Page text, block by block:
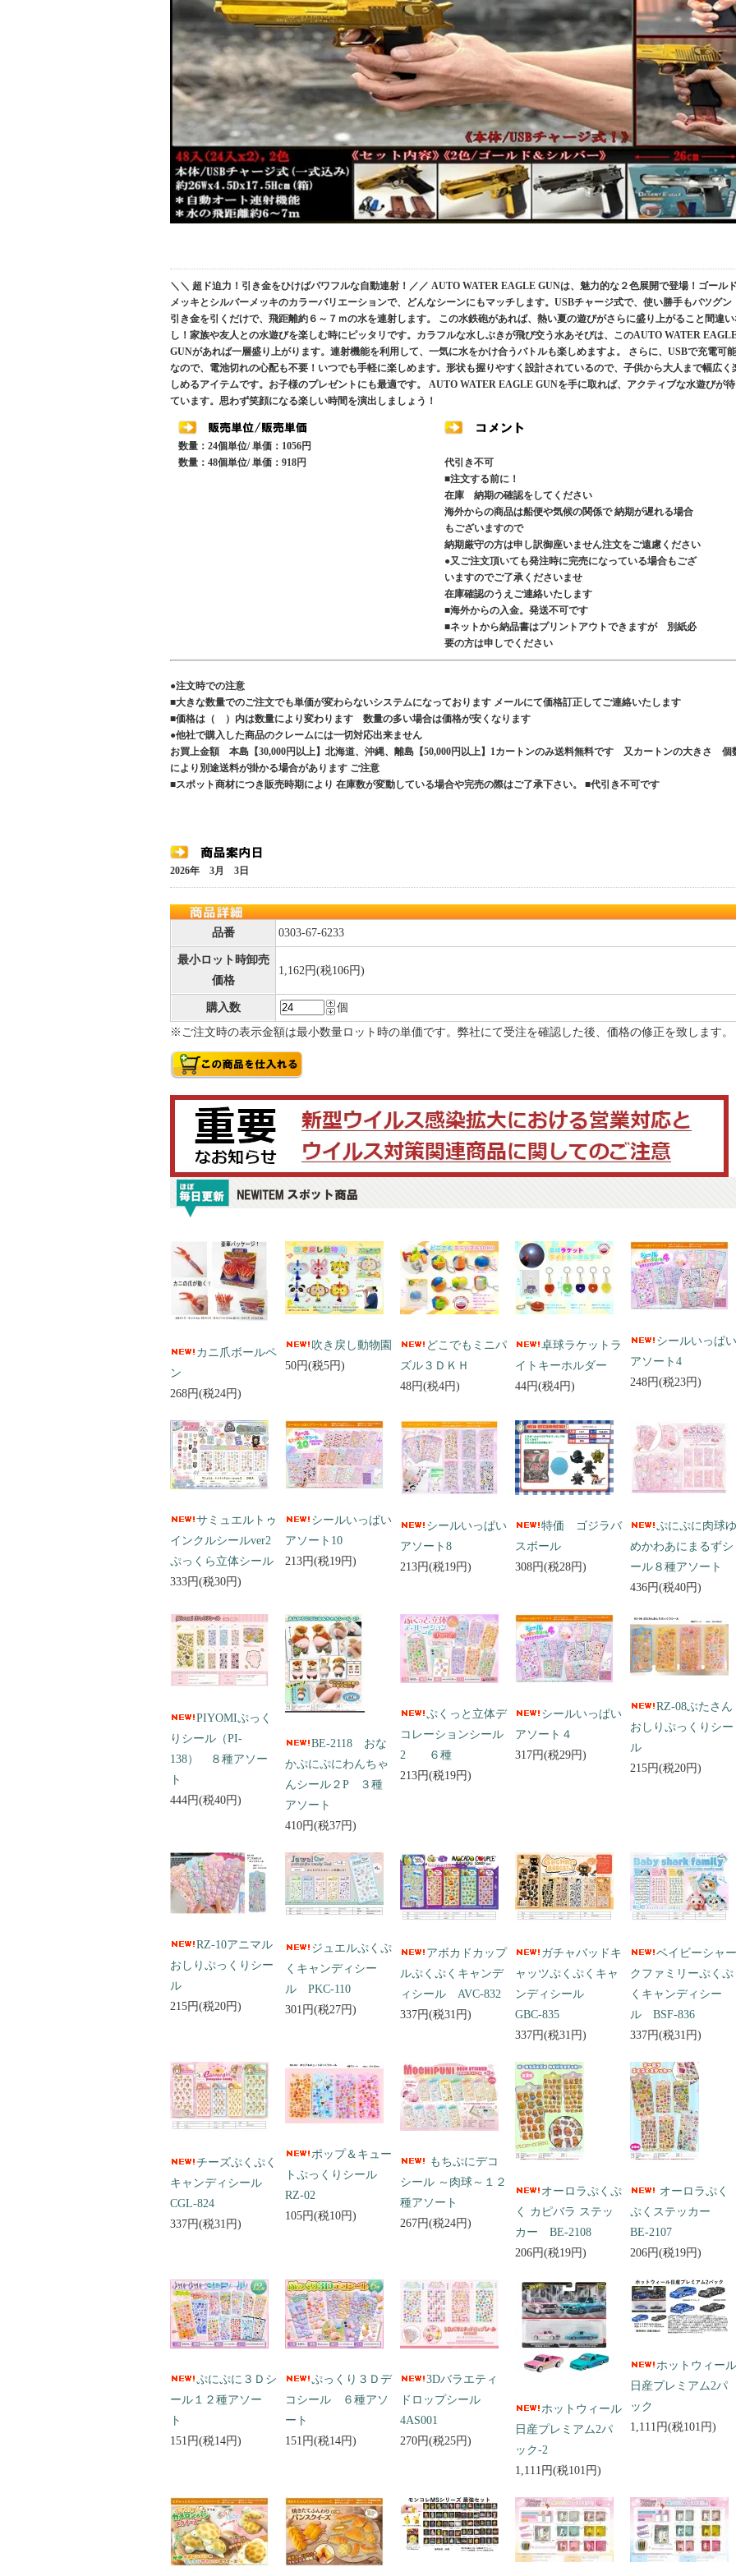
＼＼ 超ド迫力！引き金をひけばパワフルな自動連射！／／ AUTO WATER EAGLE GUNは、魅力的な２色展開で登場！ゴール
メッキとシルバーメッキのカラーバリエーションで、どんなシーンにもマッチします。USBチャージ式で、使い勝手もバツグン
引き金を引くだけで、飛距離約６～７ｍの水を連射します。 この水鉄砲があれば、熱い夏の遊びがさらに盛り上がること間違
し！家族や友人との水遊びを楽しむ時にピッタリです。カラフルな水しぶきが飛び交う水あそびは、このAUTO WATER
GUNがあれば一層盛り上がります。連射機能を利用して、一気に水をかけ合うバトルも楽しめますよ。 さらに、USBで充電可能
なので、電池切れの心配も不要！いつでも手軽に楽しめます。形状も握りやすく設計されているので、子供から大人まで幅広く
しめるアイテムです。お子様のプレゼントにも最適です。 AUTO WATER EAGLE GUNを手に取れば、アクティブな水遊びが
ています。思わず笑顔になる楽しい時間を演出しましょう！
数量：24個単位/ 単価：1056円
数量：48個単位/ 単価：918円
代引き不可
■注文する前に！
在庫 納期の確認をしてください
海外からの商品は船便や気候の関係で 納期が遅れる場合
もございますので
納期厳守の方は申し訳御座いません注文をご遠慮ください
●又ご注文頂いても発注時に完売になっている場合もござ
いますのでご了承くださいませ
在庫確認のうえご連絡いたします
■海外からの入金。発送不可です
■ネットから納品書はプリントアウトできますが 別紙必
要の方は申しでください
●注文時での注意
■大きな数量でのご注文でも単価が変わらないシステムになっております メールにて価格訂正してご連絡いたします
■価格は（ ）内は数量により変わります 数量の多い場合は価格が安くなります
●他社で購入した商品のクレームには一切対応出来ません
お買上金額 本島【30,000円以上】北海道、沖縄、離島【50,000円以上】1カートンのみ送料無料です 又カートンの大きさ 個
により別途送料が掛かる場合があります ご注意
■スポット商材につき販売時期により 在庫数が変動している場合や完売の際はご了承下さい。 ■代引き不可です
2026年 3月 3日
品番 0303-67-6233
最小ロット時卸売
価格
1,162円(税106円)
購入数
個
※ご注文時の表示金額は最小数量ロット時の単価です。弊社にて受注を確認した後、価格の修正を致します。
カニ爪ボールペ
ン
268円(税24円)
吹き戻し動物園
50円(税5円)
どこでもミニパ
ズル３ＤＫＨ
48円(税4円)
卓球ラケットラ
イトキーホルダー
44円(税4円)
シールいっぱい
アソート4
248円(税23円)
サミュエルトゥ
インクルシールver2
ぷっくら立体シール
333円(税30円)
シールいっぱい
アソート10
213円(税19円)
シールいっぱい
アソート8
213円(税19円)
特価 ゴジラバ
スボール
308円(税28円)
ぷにぷに肉球ゆ
めかわあにまるずシ
ール８種アソート
436円(税40円)
PIYOMIぷっく
りシール（PI-
138） ８種アソー
ト
444円(税40円)
BE-2118 おな
かぷにぷにわんちゃ
んシール２P ３種
アソート
410円(税37円)
ぷくっと立体デ
コレーションシール
2 ６種
213円(税19円)
シールいっぱい
アソート４
317円(税29円)
RZ-08ぶたさん
おしりぷっくりシー
ル
215円(税20円)
RZ-10アニマル
おしりぷっくりシー
ル
215円(税20円)
ジュエルぷくぷ
くキャンディシー
ル PKC-110
301円(税27円)
アボカドカップ
ルぷくぷくキャンデ
ィシール AVC-832
337円(税31円)
ガチャバッドキ
ャッツぷくぷくキャ
ンディシール
GBC-835
337円(税31円)
ベイビーシャー
クファミリーぷくぷ
くキャンディシー
ル BSF-836
337円(税31円)
チーズぷくぷく
キャンディシール
CGL-824
337円(税31円)
ポップ＆キュー
トぷっくりシール
RZ-02
105円(税10円)
もちぷにデコ
シール ～肉球～１２
種アソート
267円(税24円)
オーロラぷくぷ
く カピバラ ステッ
カー BE-2108
206円(税19円)
オーロラぷく
ぷくステッカー
BE-2107
206円(税19円)
ぷにぷに３Ｄシ
ール１２種アソー
ト
151円(税14円)
ぷっくり３Ｄデ
コシール ６種アソ
ート
151円(税14円)
3Dバラエティ
ドロップシール
4AS001
270円(税25円)
ホットウィール
日産プレミアム2パ
ック-2
1,111円(税101円)
ホットウィール
日産プレミアム2パ
ック
1,111円(税101円)